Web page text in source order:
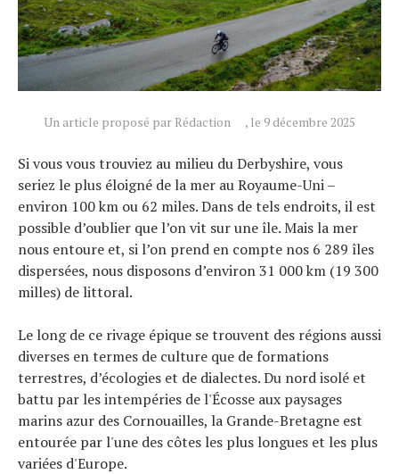
Un article proposé par Rédaction , le 9 décembre 2025
Si vous vous trouviez au milieu du Derbyshire, vous
seriez le plus éloigné de la mer au Royaume-Uni –
environ 100 km ou 62 miles. Dans de tels endroits, il est
possible d’oublier que l’on vit sur une île. Mais la mer
nous entoure et, si l’on prend en compte nos 6 289 îles
dispersées, nous disposons d’environ 31 000 km (19 300
milles) de littoral.
Le long de ce rivage épique se trouvent des régions aussi
diverses en termes de culture que de formations
terrestres, d’écologies et de dialectes. Du nord isolé et
battu par les intempéries de l'Écosse aux paysages
marins azur des Cornouailles, la Grande-Bretagne est
entourée par l'une des côtes les plus longues et les plus
variées d'Europe.